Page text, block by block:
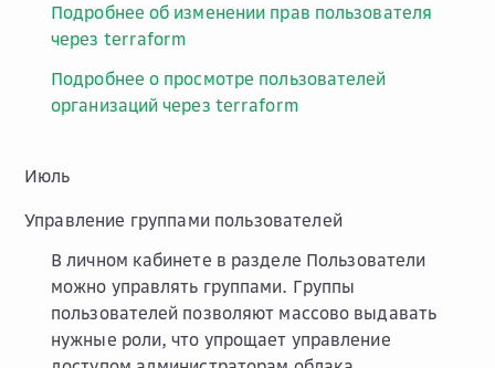
Подробнее об изменении прав пользователя
через terraform
Подробнее о просмотре пользователей
организаций через terraform
Июль
Управление группами пользователей
В личном кабинете в разделе Пользователи
можно управлять группами. Группы
пользователей позволяют массово выдавать
нужные роли, что упрощает управление